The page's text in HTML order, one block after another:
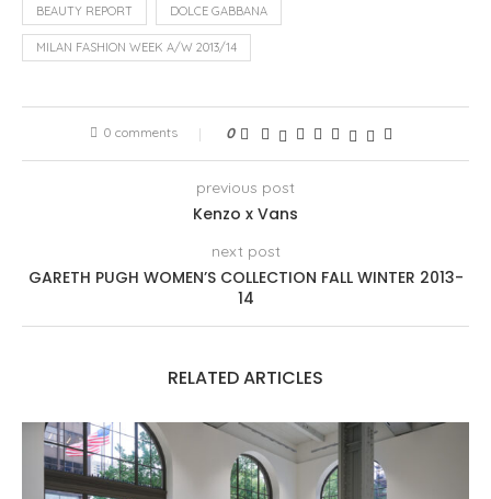
BEAUTY REPORT DOLCE GABBANA
MILAN FASHION WEEK A/W 2013/14
0 comments 0
previous post
Kenzo x Vans
next post
GARETH PUGH WOMEN’S COLLECTION FALL WINTER 2013-
14
RELATED ARTICLES